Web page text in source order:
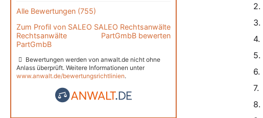
Alle Bewertungen (755)
Zum Profil von SALEO
Rechtsanwälte
PartGmbB
SALEO Rechtsanwälte
PartGmbB bewerten
Bewertungen werden von anwalt.de nicht ohne
Anlass überprüft. Weitere Informationen unter
www.anwalt.de/bewertungsrichtlinien.